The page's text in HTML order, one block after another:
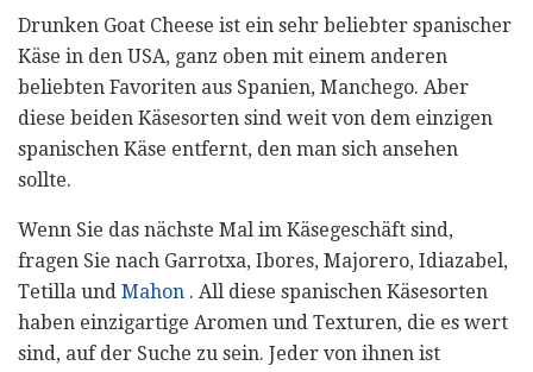
Drunken Goat Cheese ist ein sehr beliebter spanischer
Käse in den USA, ganz oben mit einem anderen
beliebten Favoriten aus Spanien, Manchego. Aber
diese beiden Käsesorten sind weit von dem einzigen
spanischen Käse entfernt, den man sich ansehen
sollte.
Wenn Sie das nächste Mal im Käsegeschäft sind,
fragen Sie nach Garrotxa, Ibores, Majorero, Idiazabel,
Tetilla und Mahon . All diese spanischen Käsesorten
haben einzigartige Aromen und Texturen, die es wert
sind, auf der Suche zu sein. Jeder von ihnen ist